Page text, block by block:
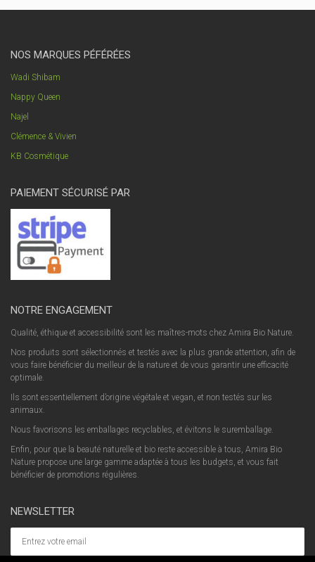
NOS MARQUES PÉFÉRÉES
Wadi Shibam
Nappy Queen
Najel
Clémence & Vivien
KB Cosmétique
PAIEMENT SÉCURISÉ PAR
NOTRE ENGAGEMENT
Qualité, éthique et accessibilité sont les maîtres-mots chez Amira Bio Nature.
Nos produits sont sélectionnés et testés avec la plus grande attention, afin de
vous faire bénéficier du meilleur de la nature et de vous garantir une efficacité
optimale.
Ils sont essentiellement d’origine végétale et vegan, et non testés sur les
animaux.
Nous favorisons les emballages recyclables, et évitons le suremballage.
Enfin, pour que la beauté naturelle et bio reste accessible à tous, Amira Bio
Nature propose une large gamme adaptée à tous les budgets, et vous fait
bénéficier de promotions régulières.
NEWSLETTER